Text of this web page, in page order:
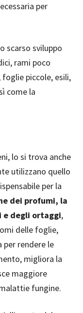
per
scarso sviluppo
rami poco
piccole, esili,
come la
lo si trova anche
utilizzano quello
per la
dei profumi, la
degli ortaggi,
delle foglie,
per rendere le
migliora la
maggiore
fungine.